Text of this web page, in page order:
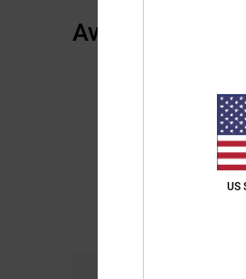
Avis clients
US